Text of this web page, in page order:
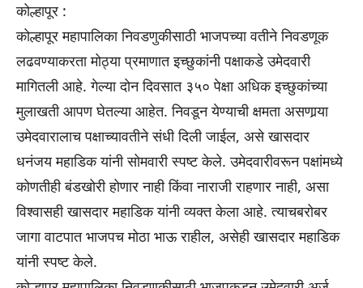
कोल्हापूर :
कोल्हापूर महापालिका निवडणुकीसाठी भाजपच्या वतीने निवडणूक
लढवण्याकरता मोठ्या प्रमाणात इच्छुकांनी पक्षाकडे उमेदवारी
मागितली आहे. गेल्या दोन दिवसात ३५० पेक्षा अधिक इच्छुकांच्या
मुलाखती आपण घेतल्या आहेत. निवडून येण्याची क्षमता असणार्‍या
उमेदवारालाच पक्षाच्यावतीने संधी दिली जाईल, असे खासदार
धनंजय महाडिक यांनी सोमवारी स्पष्ट केले. उमेदवारीवरून पक्षांमध्ये
कोणतीही बंडखोरी होणार नाही किंवा नाराजी राहणार नाही, असा
विश्वासही खासदार महाडिक यांनी व्यक्त केला आहे. त्याचबरोबर
जागा वाटपात भाजपच मोठा भाऊ राहील, असेही खासदार महाडिक
यांनी स्पष्ट केले.